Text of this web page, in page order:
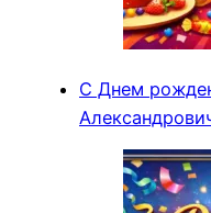
С Днем